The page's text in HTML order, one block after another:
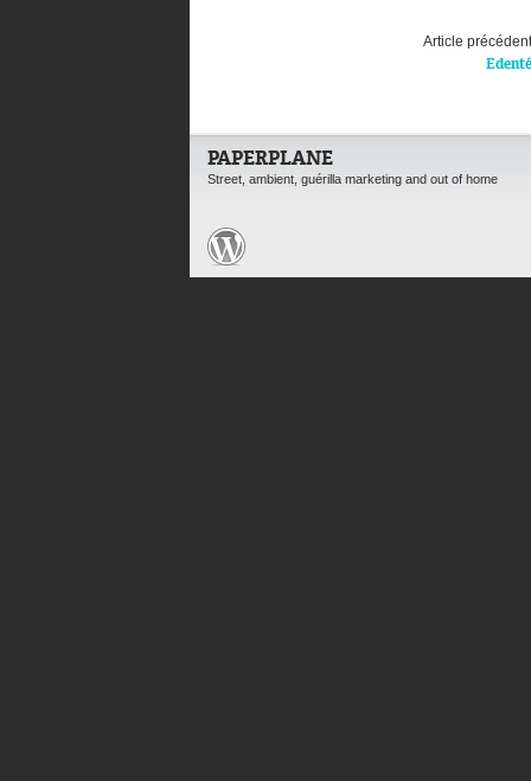
Article précédent
Edenté
PAPERPLANE
Street, ambient, guérilla marketing and out of home